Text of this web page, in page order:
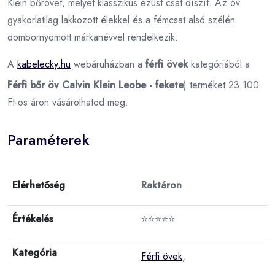
gyakorlatilag lakkozott élekkel és a fémcsat alsó szélén
dombornyomott márkanévvel rendelkezik.
A kabelecky.hu webáruházban a férfi övekkategóriából a
Férfi bőr öv Calvin Klein Leobe - fekete) terméket 23 100
Ft-os áron vásárolhatod meg.
Paraméterek
Elérhetőség Raktáron
Értékelés ⭐⭐⭐⭐⭐
Kategória Férfi övek,